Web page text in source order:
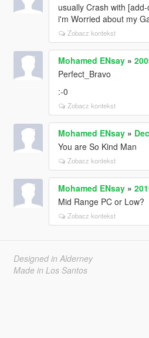
usually Crash with [add-
i'm Worried about my
Zobacz kontekst
Mohamed ENsay»
Perfect_Bravo
:-0
Zobacz kontekst
Mohamed ENsay»
You are So Kind Man
Zobacz kontekst
Mohamed ENsay»
Mid Range PC or Low?
Zobacz kontekst
Designed in Alderney
Made in Los Santos